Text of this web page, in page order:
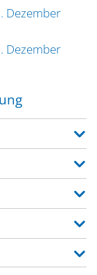
Dezember
Dezember